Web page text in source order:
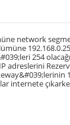
network
254
IP adreslerini
internete